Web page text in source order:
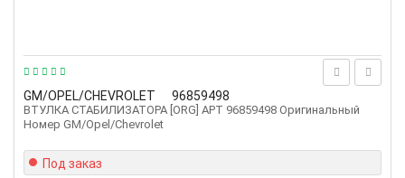
GM/OPEL/CHEVROLET 96859498
ВТУЛКА СТАБИЛИЗАТОРА [ORG] АРТ 96859498 Оригинальный
Номер GM/Opel/Chevrolet
Под заказ